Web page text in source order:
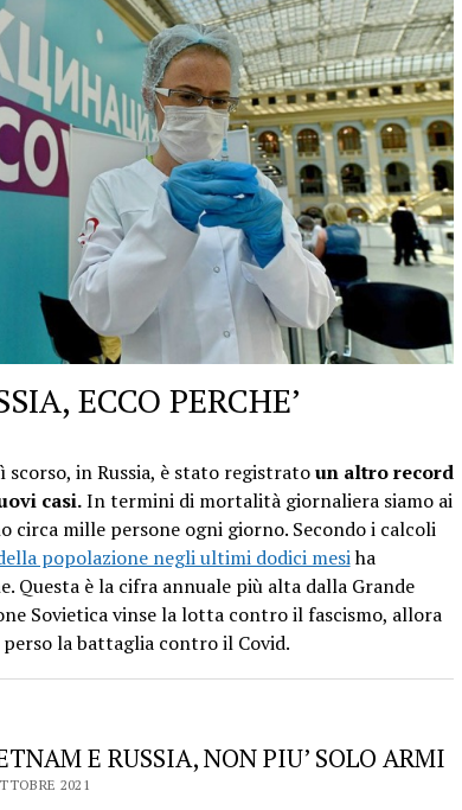
ECCO PERCHE’
in Russia, è stato registratoun altro record
casi.In termini di mortalità giornaliera siamo ai
circa mille persone ogni giorno. Secondo i calcoli
popolazione negli ultimi dodici mesiha
Questa è la cifra annuale più alta dalla Grande
Sovietica vinse la lotta contro il fascismo, allora
perso la battaglia contro il Covid.
E RUSSIA, NON PIU’ SOLO ARMI
2021